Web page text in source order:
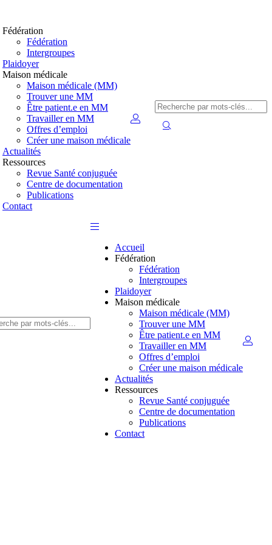
Fédération
Fédération
Intergroupes
Plaidoyer
Maison médicale
Maison médicale (MM)
Trouver une MM
Être patient.e en MM
Travailler en MM
Offres d’emploi
Créer une maison médicale
Actualités
Ressources
Revue Santé conjuguée
Centre de documentation
Publications
Contact
Accueil
Fédération
Fédération
Intergroupes
Plaidoyer
Maison médicale
Maison médicale (MM)
Trouver une MM
Être patient.e en MM
Travailler en MM
Offres d’emploi
Créer une maison médicale
Actualités
Ressources
Revue Santé conjuguée
Centre de documentation
Publications
Contact